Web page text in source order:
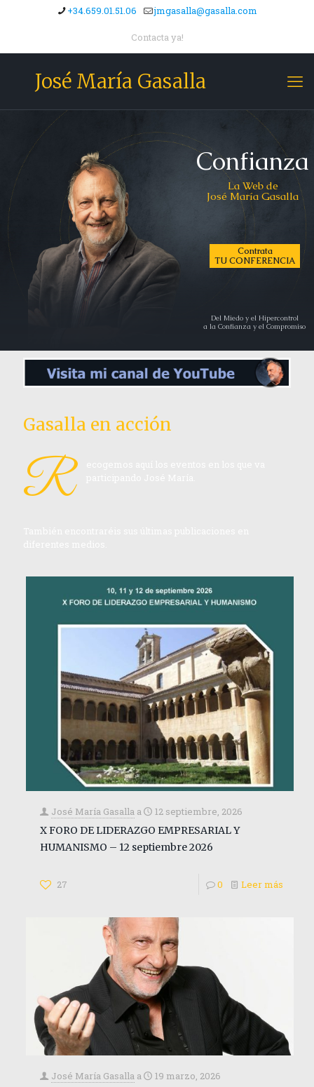
+34.659.01.51.06 jmgasalla@gasalla.com
Contacta ya!
José María Gasalla
La Web de
José María Gasalla
Del Miedo y el Hipercontrol
a la Confianza y el Compromiso
Contrata
TU CONFERENCIA
Confianza
Gasalla en acción
R
José María Gasalla a
12 septiembre, 2026
X FORO DE LIDERAZGO EMPRESARIAL Y
HUMANISMO – 12 septiembre 2026
27 0 Leer más
José María Gasalla a
19 marzo, 2026